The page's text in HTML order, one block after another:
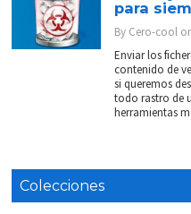
para
By Cero-cool
Enviar los
contenido de
si queremos
todo rastro de
herramientas
Colecciones